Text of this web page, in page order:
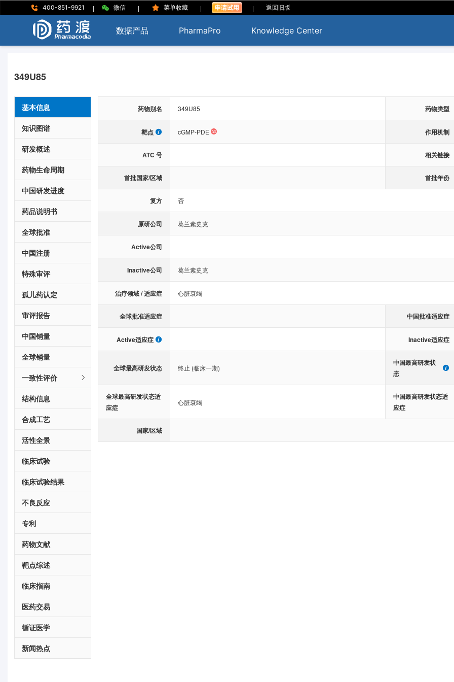
400-851-9921 | 微信 | 菜单收藏 | | 返回旧版
数据产品 PharmaPro Knowledge Center
349U85
基本信息
知识图谱
研发概述
药物生命周期
中国研发进度
药品说明书
全球批准
中国注册
特殊审评
孤儿药认定
审评报告
中国销量
全球销量
一致性评价
结构信息
合成工艺
活性全景
临床试验
临床试验结果
不良反应
专利
药物文献
靶点综述
临床指南
医药交易
循证医学
新闻热点
药物别名 349U85 药物类型
靶点 cGMP-PDE 作用机制
ATC 号 相关链接
首批国家/区域 首批年份
复方 否
原研公司 葛兰素史克
Active公司
Inactive公司 葛兰素史克
治疗领域 / 适应症 心脏衰竭
全球批准适应症 中国批准适应症
Active适应症 Inactive适应症
全球最高研发状态 终止 (临床一期)
中国最高研发状
态
全球最高研发状态适
应症
心脏衰竭
中国最高研发状态适
应症
国家/区域